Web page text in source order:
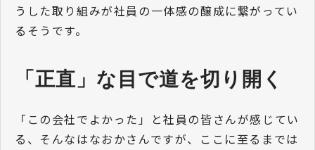
うした取り組みが社員の一体感の醸成に繋がってい
るそうです。
「正直」な目で道を切り開く
「この会社でよかった」と社員の皆さんが感じてい
る、そんなはなおかさんですが、ここに至るまでは